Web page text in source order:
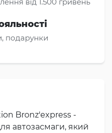
подарунки
Bronz'express -
автозасмаги, який